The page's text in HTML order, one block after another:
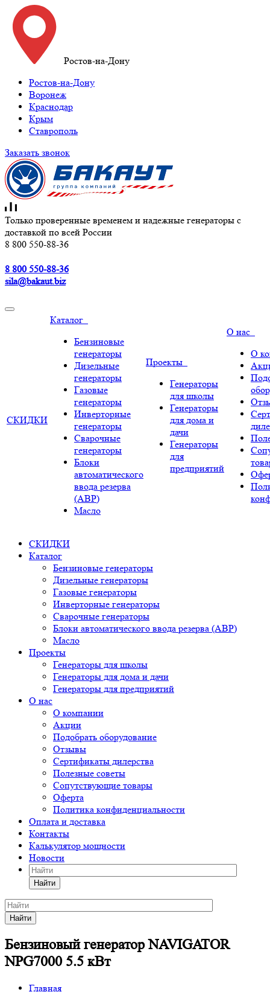
Ростов-на-Дону
Ростов-на-Дону
Воронеж
Краснодар
Крым
Ставрополь
Заказать звонок
Только проверенные временем и надежные генераторы с
доставкой по всей России
8 800 550-88-36
8 800 550-88-36
sila@bakaut.biz
СКИДКИ
Каталог
Бензиновые
генераторы
Дизельные
генераторы
Газовые
генераторы
Инверторные
генераторы
Сварочные
генераторы
Блоки
автоматического
ввода резерва
(АВР)
Масло
Проекты
Генераторы
для школы
Генераторы
для дома и
дачи
Генераторы
для
предприятий
О нас
О
СКИДКИ
Каталог
Бензиновые генераторы
Дизельные генераторы
Газовые генераторы
Инверторные генераторы
Сварочные генераторы
Блоки автоматического ввода резерва (АВР)
Масло
Проекты
Генераторы для школы
Генераторы для дома и дачи
Генераторы для предприятий
О нас
О компании
Акции
Подобрать оборудование
Отзывы
Сертификаты дилерства
Полезные советы
Сопутствующие товары
Оферта
Политика конфиденциальности
Оплата и доставка
Контакты
Калькулятор мощности
Новости
Найти
Найти
Бензиновый генератор NAVIGATOR
NPG7000 5.5 кВт
Главная